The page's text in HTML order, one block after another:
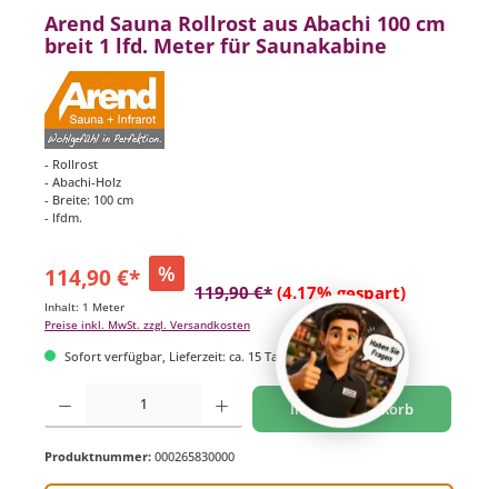
Arend Sauna Rollrost aus Abachi 100 cm
breit 1 lfd. Meter für Saunakabine
- Rollrost
- Abachi-Holz
- Breite: 100 cm
- lfdm.
114,90 €* %
119,90 €* (4.17% gespart)
Inhalt: 1 Meter
Preise inkl. MwSt. zzgl. Versandkosten
Sofort verfügbar, Lieferzeit: ca. 15 Tage
Produkt Anzahl: Gib den gewünschten Wert ein oder benutze die Schaltflächen um
In den Warenkorb
Produktnummer: 000265830000